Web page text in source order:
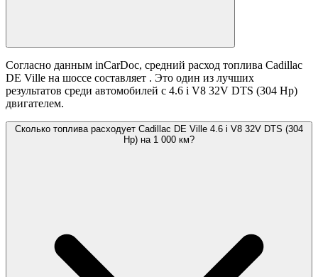
Согласно данным inCarDoc, средний расход топлива Cadillac
DE Ville на шоссе составляет . Это один из лучших
результатов среди автомобилей с 4.6 i V8 32V DTS (304 Hp)
двигателем.
Сколько топлива расходует Cadillac DE Ville 4.6 i V8 32V DTS (304
Hp) на 1 000 км?